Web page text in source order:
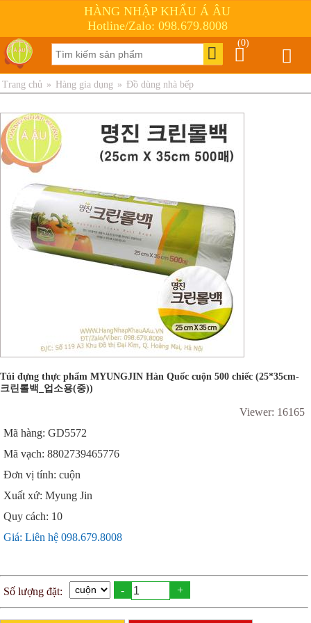
HÀNG NHẬP KHẨU Á ÂU
Hotline/Zalo: 098.679.8008
(0)
Trang chủ » Hàng gia dụng » Đồ dùng nhà bếp
Túi đựng thực phẩm MYUNGJIN Hàn Quốc cuộn 500 chiếc (25*35cm-
크린롤백_업소용(중))
Viewer: 16165
Mã hàng: GD5572
Mã vạch: 8802739465776
Đơn vị tính: cuộn
Xuất xứ: Myung Jin
Quy cách: 10
Giá: Liên hệ 098.679.8008
Số lượng đặt: - +